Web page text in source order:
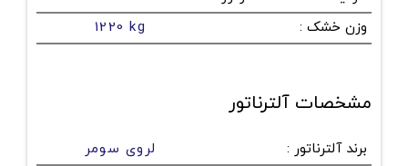
وزن خشک :
1220 kg
مشخصات آلترناتور
برند آلترناتور :
لروی سومر